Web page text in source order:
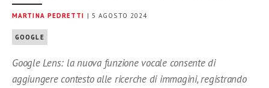
MARTINA PEDRETTI | 5 AGOSTO 2024
GOOGLE
Google Lens: la nuova funzione vocale consente di
aggiungere contesto alle ricerche di immagini, registrando